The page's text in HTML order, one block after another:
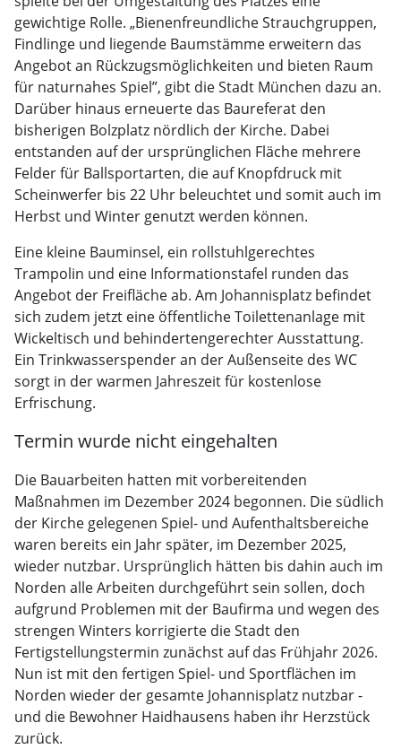
gewichtige Rolle. „Bienenfreundliche Strauchgruppen,
Findlinge und liegende Baumstämme erweitern das
Angebot an Rückzugsmöglichkeiten und bieten Raum
für naturnahes Spiel”, gibt die Stadt München dazu an.
Darüber hinaus erneuerte das Baureferat den
bisherigen Bolzplatz nördlich der Kirche. Dabei
entstanden auf der ursprünglichen Fläche mehrere
Felder für Ballsportarten, die auf Knopfdruck mit
Scheinwerfer bis 22 Uhr beleuchtet und somit auch im
Herbst und Winter genutzt werden können.
Eine kleine Bauminsel, ein rollstuhlgerechtes
Trampolin und eine Informationstafel runden das
Angebot der Freifläche ab. Am Johannisplatz befindet
sich zudem jetzt eine öffentliche Toilettenanlage mit
Wickeltisch und behindertengerechter Ausstattung.
Ein Trinkwasserspender an der Außenseite des WC
sorgt in der warmen Jahreszeit für kostenlose
Erfrischung.
Termin wurde nicht eingehalten
Die Bauarbeiten hatten mit vorbereitenden
Maßnahmen im Dezember 2024 begonnen. Die südlich
der Kirche gelegenen Spiel- und Aufenthaltsbereiche
waren bereits ein Jahr später, im Dezember 2025,
wieder nutzbar. Ursprünglich hätten bis dahin auch im
Norden alle Arbeiten durchgeführt sein sollen, doch
aufgrund Problemen mit der Baufirma und wegen des
strengen Winters korrigierte die Stadt den
Fertigstellungstermin zunächst auf das Frühjahr 2026.
Nun ist mit den fertigen Spiel- und Sportflächen im
Norden wieder der gesamte Johannisplatz nutzbar -
und die Bewohner Haidhausens haben ihr Herzstück
zurück.